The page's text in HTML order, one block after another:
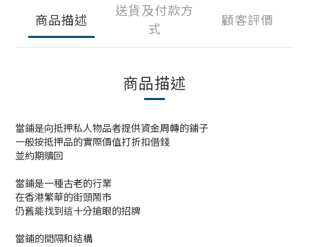
商品描述
送貨及付款方
式
顧客評價
商品描述
當鋪是向抵押私人物品者提供資金周轉的鋪子
一般按抵押品的實際價值打折扣借錢
並約期贖回
當鋪是一種古老的行業
在香港繁華的街頭鬧市
仍舊能找到這十分搶眼的招牌
當鋪的間隔和結構